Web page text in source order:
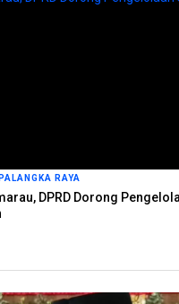
RAYA
DPRD Dorong